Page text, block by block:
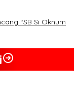
“SB Si Oknum